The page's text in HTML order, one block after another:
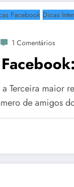
Facebook Dicas
1 Comentários
Terceira maior
de amigos